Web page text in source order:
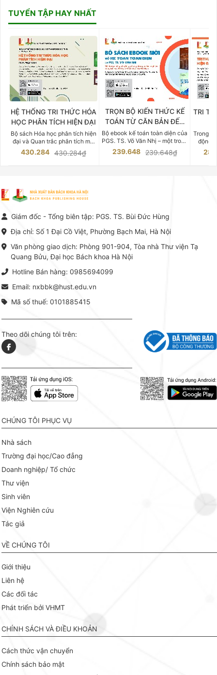
TUYỂN TẬP HAY NHẤT
HỆ THỐNG TRI THỨC HÓA
HỌC PHÂN TÍCH HIỆN ĐẠI
Bộ sách Hóa học phân tích hiện
đại và Quan trắc phân tích môi
trường của Cố Giáo sư, Tiến sĩ
Phạm Luận là một trong những
vực Hóa học phân tích tại Việt
Nam hiện nay. Bộ sách mang
đến một hệ thống tri thức hoàn
thuật thực hành -> Ứng dụng
khoa Hà Nội ấn hành cả hai
430.284 430.284₫
TRỌN BỘ KIẾN THỨC KẾ
TOÁN TỪ CĂN BẢN ĐẾN
CHUYÊN SÂU
Bộ ebook kế toán toàn diện của
PGS. TS. Võ Văn Nhị – một trong
những chuyên gia hàng đầu,
giàu kinh nghiệm trong lĩnh vực
239.648 239.648₫
TRI
Trong
động
việc
tế và
lý. Các
Giám đốc - Tổng biên tập: PGS. TS. Bùi Đức Hùng
Địa chỉ: Số 1 Đại Cồ Việt, Phường Bạch Mai, Hà Nội
Văn phòng giao dịch: Phòng 901-904, Tòa nhà Thư viện Tạ
Quang Bửu, Đại học Bách khoa Hà Nội
Hotline Bán hàng: 0985694099
Email: nxbbk@hust.edu.vn
Mã số thuế: 0101885415
Theo dõi chúng tôi trên:
CHÚNG TÔI PHỤC VỤ
Nhà sách
Trường đại học/Cao đẳng
Doanh nghiệp/ Tổ chức
Thư viện
Sinh viên
Viện Nghiên cứu
Tác giả
VỀ CHÚNG TÔI
Giới thiệu
Liên hệ
Các đối tác
Phát triển bởi VHMT
CHÍNH SÁCH VÀ ĐIỀU KHOẢN
Cách thức vận chuyển
Chính sách bảo mật